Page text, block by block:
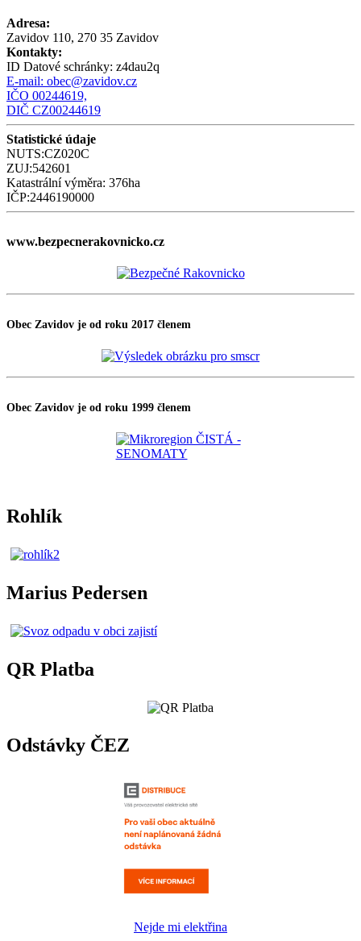
Adresa:
Zavidov 110, 270 35 Zavidov
Kontakty:
ID Datové schránky: z4dau2q
E-mail: obec@zavidov.cz
IČO 00244619,
DIČ CZ00244619
Statistické údaje
NUTS:CZ020C
ZUJ:542601
Katastrální výměra: 376ha
IČP:2446190000
www.bezpecnerakovnicko.cz
Obec Zavidov je od roku 2017 členem
Obec Zavidov je od roku 1999 členem
Rohlík
Marius Pedersen
QR Platba
Odstávky ČEZ
Nejde mi elektřina